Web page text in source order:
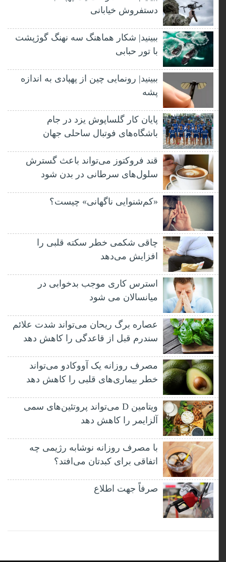
دستفروش خیابانی
ببینید| شکار هماهنگ سه نهنگ گوژپشت
با تور حبابی
ببینید| رونمایی چین از پهپادی به اندازه
پشه
پایان کار گلساپوش یزد در جام
باشگاه‌های فوتبال ساحلی جهان
قند فروکتوز می‌تواند باعث گسترش
سلول‌های سرطانی در بدن شود
«کم‌شنوایی ناگهانی» چیست؟
چاقی شکمی خطر سکته قلبی را
افزایش می‌دهد
استرس کاری موجب بدخوابی در
میانسالان می شود
عصاره برگ ریحان می‌تواند شدت علائم
سندرم قبل از قاعدگی را کاهش دهد
مصرف روزانه یک آووکادو می‌تواند
خطر بیماری‌های قلبی را کاهش دهد
ویتامین D می‌تواند پروتئین‌های سمی
آلزایمر را کاهش دهد
با مصرف روزانه نوشابه رژیمی چه
اتفاقی برای کبدتان می‌افتد؟
صرفاً جهت اطلاع